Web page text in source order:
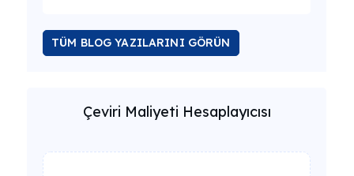
TÜM BLOG YAZILARINI GÖRÜN
Çeviri Maliyeti Hesaplayıcısı